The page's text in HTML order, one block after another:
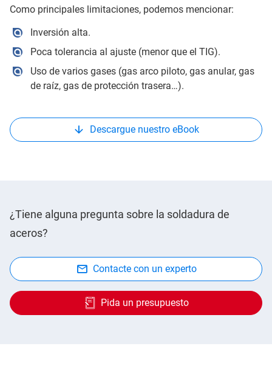
Como principales limitaciones, podemos mencionar:
Inversión alta.
Poca tolerancia al ajuste (menor que el TIG).
Uso de varios gases (gas arco piloto, gas anular, gas
de raíz, gas de protección trasera…).
Descargue nuestro eBook
¿Tiene alguna pregunta sobre la soldadura de
aceros?
Contacte con un experto
Pida un presupuesto